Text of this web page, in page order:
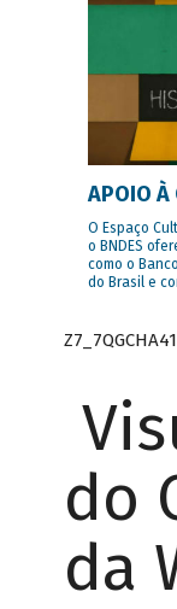
APOIO À
O Espaço
o BNDES
como o
do Brasil e
do
da